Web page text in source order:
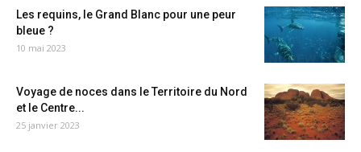
Les requins, le Grand Blanc pour une peur
bleue ?
10 mai 2023
Voyage de noces dans le Territoire du Nord
et le Centre...
25 janvier 2023